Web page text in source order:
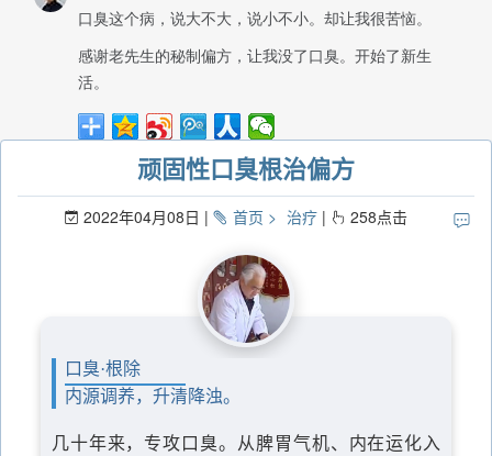
顽固性口臭根治偏方
2022年04月08日 首页 治疗 258点击
口臭·根除
内源调养，升清降浊。
几十年来，专攻口臭。从脾胃气机、内在运化入